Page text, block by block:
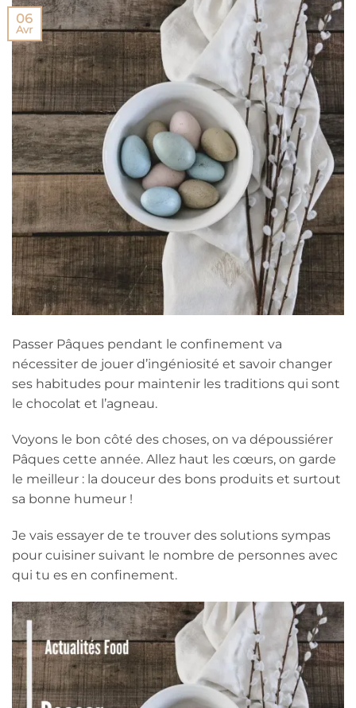
06
Avr
Passer Pâques pendant le confinement va
nécessiter de jouer d’ingéniosité et savoir changer
ses habitudes pour maintenir les traditions qui sont
le chocolat et l’agneau.
Voyons le bon côté des choses, on va dépoussiérer
Pâques cette année. Allez haut les cœurs, on garde
le meilleur : la douceur des bons produits et surtout
sa bonne humeur !
Je vais essayer de te trouver des solutions sympas
pour cuisiner suivant le nombre de personnes avec
qui tu es en confinement.